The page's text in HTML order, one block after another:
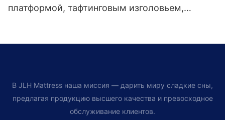
платформой, тафтинговым изголовьем,
В JLH Mattress наша миссия — дарить миру сладкие сны,
предлагая продукцию высшего качества и превосходное
обслуживание клиентов.